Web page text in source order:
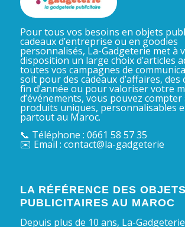
Pour tous vos besoins en objets
cadeaux d’entreprise ou en goodies
personnalisés, La-Gadgeterie met à
disposition un large choix d’articles
toutes vos campagnes de
soit pour des cadeaux d’affaires, des
fin d’année ou pour valoriser votre
d’événements, vous pouvez compter
produits uniques, personnalisables
partout au Maroc.
📞 Téléphone : 0661 58 57 35
✉️ Email : contact@la-gadgeterie
LA RÉFÉRENCE DES OBJETS
PUBLICITAIRES AU MAROC
Depuis plus de 10 ans, La-